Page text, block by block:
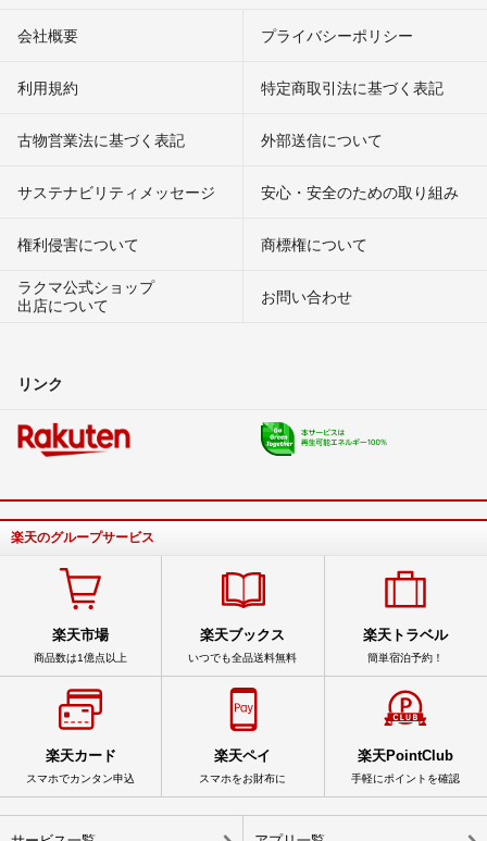
会社概要 プライバシーポリシー
利用規約 特定商取引法に基づく表記
古物営業法に基づく表記 外部送信について
サステナビリティメッセージ 安心・安全のための取り組み
権利侵害について
商標権について
ラクマ公式ショップ
出店について
お問い合わせ
リンク
楽天のグループサービス
楽天市場
商品数は1億点以上
楽天ブックス
いつでも全品送料無料
楽天トラベル
簡単宿泊予約！
楽天カード
スマホでカンタン申込
楽天ペイ
スマホをお財布に
楽天PointClub
手軽にポイントを確認